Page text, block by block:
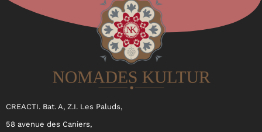
CREACTI. Bat. A, Z.I. Les Paluds,
58 avenue des Caniers,